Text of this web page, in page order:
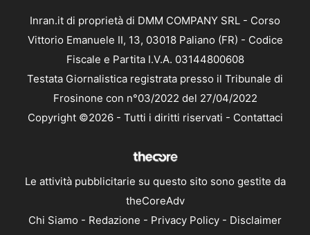
Inran.it di proprietà di DMM COMPANY SRL - Corso
Vittorio Emanuele II, 13, 03018 Paliano (FR) - Codice
Fiscale e Partita I.V.A. 03144800608
Testata Giornalistica registrata presso il Tribunale di
Frosinone con n°03/2022 del 27/04/2022
Copyright ©2026 - Tutti i diritti riservati - Contattaci
Le attività pubblicitarie su questo sito sono gestite da
theCoreAdv
Chi Siamo - Redazione - Privacy Policy - Disclaimer